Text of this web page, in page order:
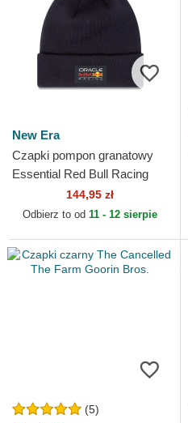
New Era
Czapki pompon granatowy
Essential Red Bull Racing
Formula 1 New Era
144,95 zł
Odbierz to od 11 - 12 sierpie
(5)